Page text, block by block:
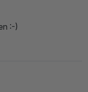
:-)